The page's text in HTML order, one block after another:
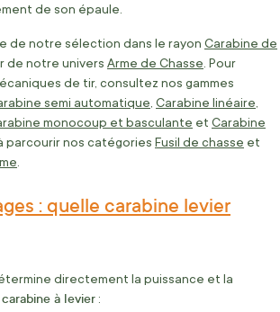
de son épaule.
de notre sélection dans le rayon Carabine de
de notre univers Arme de Chasse . Pour
de tir, consultez nos gammes
semi automatique Carabine linéaire
monocoup et basculante et Carabine
parcourir nos catégories Fusil de chasse et
: quelle carabine levier
directement la puissance et la
carabine à levier :